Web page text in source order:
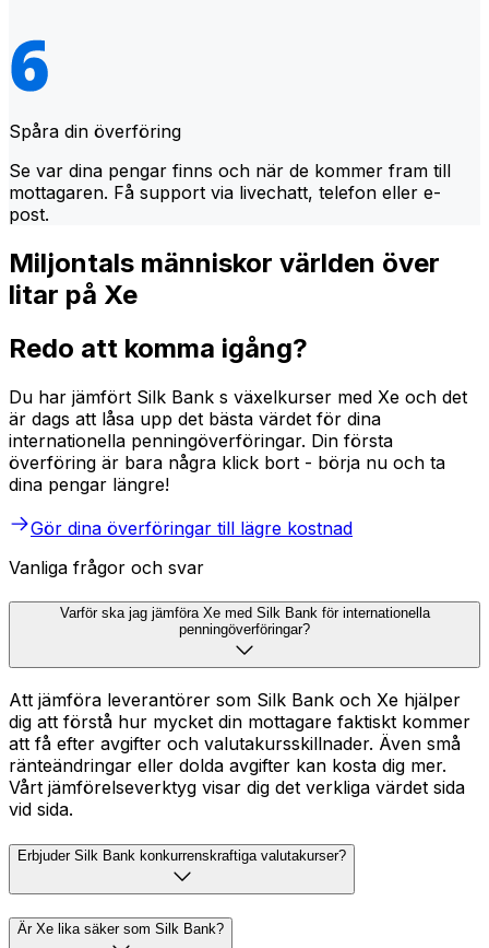
Spåra din överföring
Se var dina pengar finns och när de kommer fram till
mottagaren. Få support via livechatt, telefon eller e-
post.
Miljontals människor världen över
litar på Xe
Redo att komma igång?
Du har jämfört Silk Bank s växelkurser med Xe och det
är dags att låsa upp det bästa värdet för dina
internationella penningöverföringar. Din första
överföring är bara några klick bort - börja nu och ta
dina pengar längre!
Gör dina överföringar till lägre kostnad
Vanliga frågor och svar
Varför ska jag jämföra Xe med Silk Bank för internationella
penningöverföringar?
Att jämföra leverantörer som Silk Bank och Xe hjälper
dig att förstå hur mycket din mottagare faktiskt kommer
att få efter avgifter och valutakursskillnader. Även små
ränteändringar eller dolda avgifter kan kosta dig mer.
Vårt jämförelseverktyg visar dig det verkliga värdet sida
vid sida.
Erbjuder Silk Bank konkurrenskraftiga valutakurser?
Är Xe lika säker som Silk Bank?